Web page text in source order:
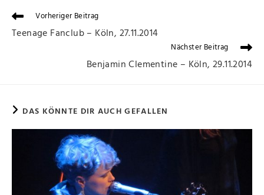
Vorheriger Beitrag
Teenage Fanclub – Köln, 27.11.2014
Nächster Beitrag
Benjamin Clementine – Köln, 29.11.2014
DAS KÖNNTE DIR AUCH GEFALLEN